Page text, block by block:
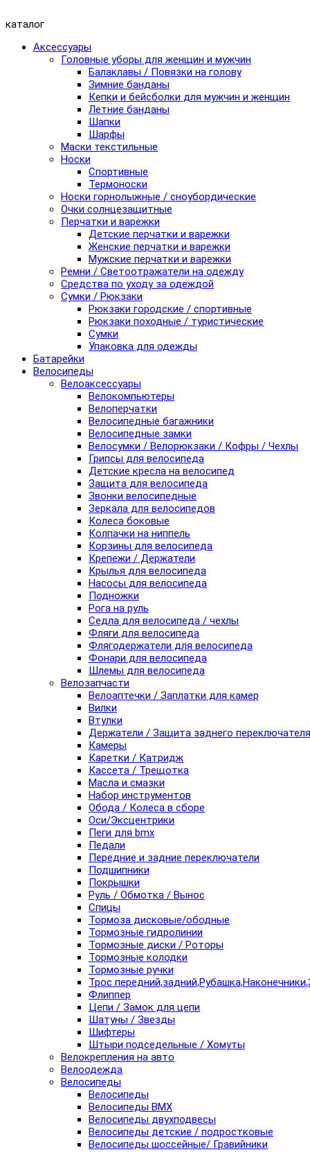
каталог
Аксессуары
Головные уборы для женщин и мужчин
Балаклавы / Повязки на голову
Зимние банданы
Кепки и бейсболки для мужчин и женщин
Летние банданы
Шапки
Шарфы
Маски текстильные
Носки
Спортивные
Термоноски
Носки горнолыжные / сноубордические
Очки солнцезащитные
Перчатки и варежки
Детские перчатки и варежки
Женские перчатки и варежки
Мужские перчатки и варежки
Ремни / Светоотражатели на одежду
Средства по уходу за одеждой
Сумки / Рюкзаки
Рюкзаки городские / спортивные
Рюкзаки походные / туристические
Сумки
Упаковка для одежды
Батарейки
Велосипеды
Велоаксессуары
Велокомпьютеры
Велоперчатки
Велосипедные багажники
Велосипедные замки
Велосумки / Велорюкзаки / Кофры / Чехлы
Грипсы для велосипеда
Детские кресла на велосипед
Защита для велосипеда
Звонки велосипедные
Зеркала для велосипедов
Колеса боковые
Колпачки на ниппель
Корзины для велосипеда
Крепежи / Держатели
Крылья для велосипеда
Насосы для велосипеда
Подножки
Рога на руль
Седла для велосипеда / чехлы
Фляги для велосипеда
Флягодержатели для велосипеда
Фонари для велосипеда
Шлемы для велосипеда
Велозапчасти
Велоаптечки / Заплатки для камер
Вилки
Втулки
Держатели / Защита заднего переключателя
Камеры
Каретки / Катридж
Кассета / Трещотка
Масла и смазки
Набор инструментов
Обода / Колеса в сборе
Оси/Эксцентрики
Пеги для bmx
Педали
Передние и задние переключатели
Подшипники
Покрышки
Руль / Обмотка / Вынос
Спицы
Тормоза дисковые/ободные
Тормозные гидролинии
Тормозные диски / Роторы
Тормозные колодки
Тормозные ручки
Трос
Флиппер
Цепи / Замок для цепи
Шатуны / Звезды
Шифтеры
Штыри подседельные / Хомуты
Велокрепления на авто
Велоодежда
Велосипеды
Велосипеды
Велосипеды BMX
Велосипеды двухподвесы
Велосипеды детские / подростковые
Велосипеды шоссейные/ Гравийники